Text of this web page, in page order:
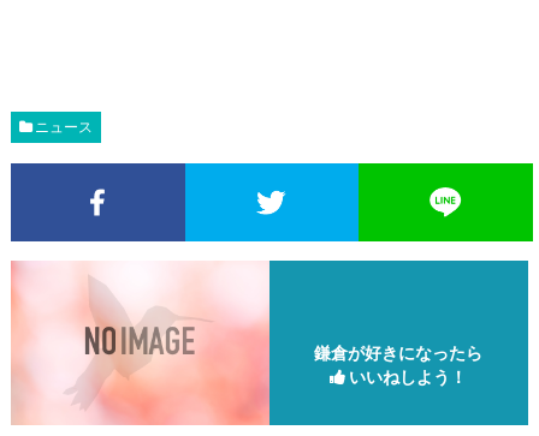
ニュース
Facebookでシェア Twitterでシェア
鎌倉が好きになったら
いいねしよう！